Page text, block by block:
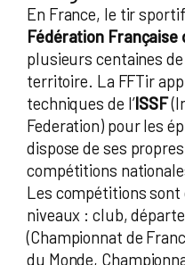
En France, le tir
Fédération Française
plusieurs centaines
territoire. La FFTir
techniques de l’ISSF
Federation) pour les
dispose de ses
compétitions
Les compétitions sont
niveaux : club,
(Championnat de
du Monde,